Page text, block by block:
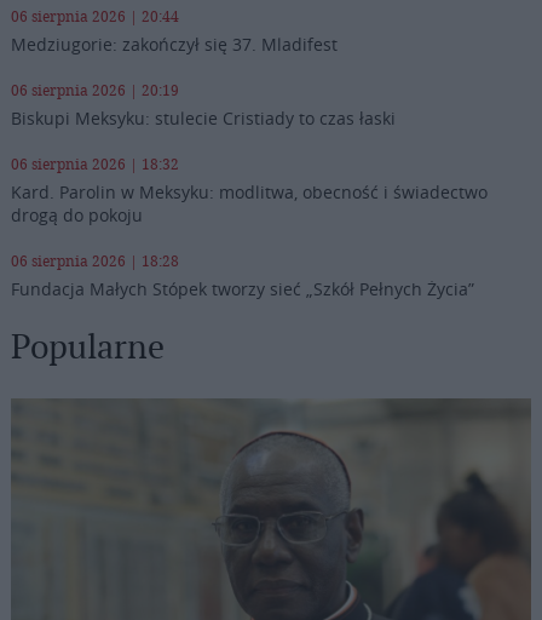
06 sierpnia 2026 | 20:44
Medziugorie: zakończył się 37. Mladifest
06 sierpnia 2026 | 20:19
Biskupi Meksyku: stulecie Cristiady to czas łaski
06 sierpnia 2026 | 18:32
Kard. Parolin w Meksyku: modlitwa, obecność i świadectwo
drogą do pokoju
06 sierpnia 2026 | 18:28
Fundacja Małych Stópek tworzy sieć „Szkół Pełnych Życia”
Popularne